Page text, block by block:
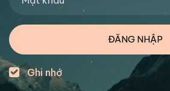
ĐĂNG NHẬP
Ghi nhớ